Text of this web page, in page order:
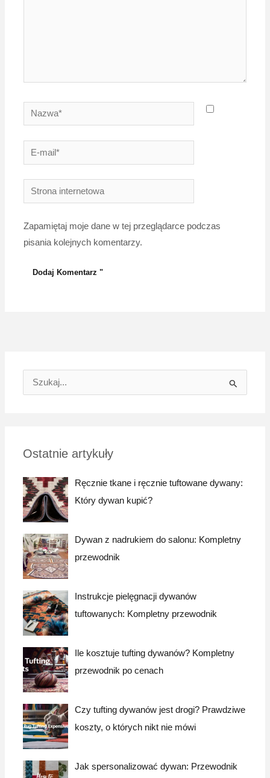
Nazwa*
E-
mail*
Strona
internetowa
Zapamiętaj moje dane w tej przeglądarce podczas
pisania kolejnych komentarzy.
u
a
j
:
Ostatnie artykuły
Ręcznie tkane i ręcznie tuftowane dywany:
Który dywan kupić?
Dywan z nadrukiem do salonu: Kompletny
przewodnik
Instrukcje pielęgnacji dywanów
tuftowanych: Kompletny przewodnik
Ile kosztuje tufting dywanów? Kompletny
przewodnik po cenach
Czy tufting dywanów jest drogi? Prawdziwe
koszty, o których nikt nie mówi
Jak spersonalizować dywan: Przewodnik